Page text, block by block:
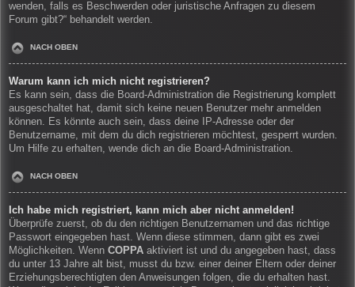
wenden, falls es Beschwerden oder juristische Anfragen zu diesem
Forum gibt?“ behandelt werden.
NACH OBEN
Warum kann ich mich nicht registrieren?
Es kann sein, dass die Board-Administration die Registrierung komplett
ausgeschaltet hat, damit sich keine neuen Benutzer mehr anmelden
können. Es könnte auch sein, dass deine IP-Adresse oder der
Benutzername, mit dem du dich registrieren möchtest, gesperrt wurden.
Um Hilfe zu erhalten, wende dich an die Board-Administration.
NACH OBEN
Ich habe mich registriert, kann mich aber nicht anmelden!
Überprüfe zuerst, ob du den richtigen Benutzernamen und das richtige
Passwort eingegeben hast. Wenn diese stimmen, dann gibt es zwei
Möglichkeiten. Wenn COPPA aktiviert ist und du angegeben hast, dass
du unter 13 Jahre alt bist, musst du bzw. einer deiner Eltern oder deiner
Erziehungsberechtigten den Anweisungen folgen, die du erhalten hast.